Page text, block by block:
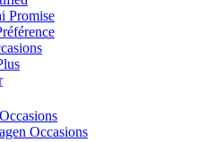
Promise
Occasions